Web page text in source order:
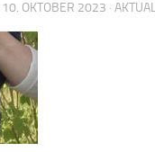
10. OKTOBER 2023 ·